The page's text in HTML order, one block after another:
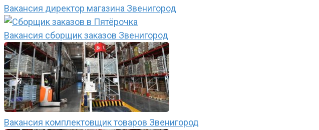
Вакансия директор магазина Звенигород
Вакансия сборщик заказов Звенигород
Вакансия комплектовщик товаров Звенигород